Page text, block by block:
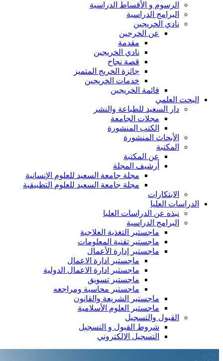
الرسوم و الأقساط الدراسية
البرامج الدراسية
نادي الخريجين
عن الخرجين
مقدمة
نادي الخريجين
قصة نجاح
جائزة الخريج المتميز
خدمات الخريجين
قائمة الخريجين
البحث العلمي
دار السعيد للطباعة والنشر
مجلات الجامعة
الكتب المنشورة
الأبحاث المنشورة
المكتبة
عن المكتبة
أرشيف المجلة
مجلة جامعة السعيد للعلوم الإنسانية
مجلة جامعة السعيد للعلوم التطبيقية
الابتكارات
الدراسات العليا
نبذه عن الدراسات العليا
البرامج الدراسية
ماجستير التغذية العلاجية
ماجستير تقنية المعلومات
ماجستير إدارة الأعمال
ماجستير ادارة الاعمال
ماجستير ادارة الاعمال الدولية
ماجستير تسويق
ماجستير محاسبة ومراجعه
ماجستير الشريعة والقانون
ماجستير العلوم الأسلامية
القبول والتسجيل
شروط القبول و التسجيل
التسجيل الالكتروني